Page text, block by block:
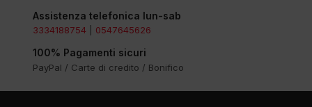
Assistenza telefonica lun-sab
3334188754 0547645626
100% Pagamenti sicuri
PayPal / Carte di credito / Bonifico